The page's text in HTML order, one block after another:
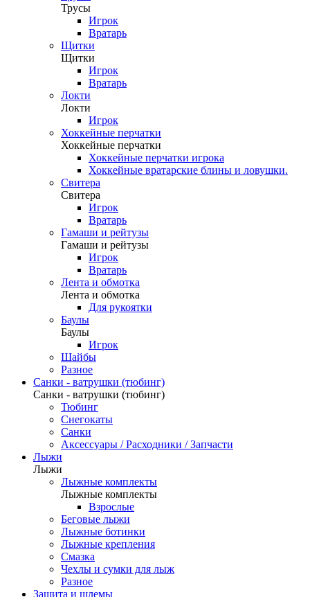
Трусы
Игрок
Вратарь
Щитки
Щитки
Игрок
Вратарь
Локти
Локти
Игрок
Хоккейные перчатки
Хоккейные перчатки
Хоккейные перчатки игрока
Хоккейные вратарские блины и ловушки.
Свитера
Свитера
Игрок
Вратарь
Гамаши и рейтузы
Гамаши и рейтузы
Игрок
Вратарь
Лента и обмотка
Лента и обмотка
Для рукоятки
Баулы
Баулы
Игрок
Шайбы
Разное
Санки - ватрушки (тюбинг)
Санки - ватрушки (тюбинг)
Тюбинг
Снегокаты
Санки
Аксессуары / Расходники / Запчасти
Лыжи
Лыжи
Лыжные комплекты
Лыжные комплекты
Взрослые
Беговые лыжи
Лыжные ботинки
Лыжные крепления
Смазка
Чехлы и сумки для лыж
Разное
Защита и шлемы